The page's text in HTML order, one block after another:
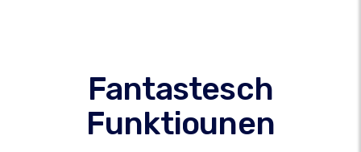
Fantastesch
Funktiounen